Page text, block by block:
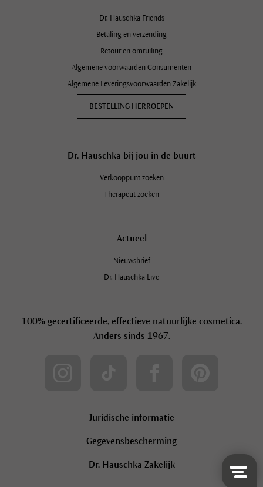
Dr. Hauschka Friends
Betaling en verzending
Retour en omruiling
Algemene voorwaarden Consumenten
Algemene Leveringsvoorwaarden Zakelijk
BESTELLING HERROEPEN
Dr. Hauschka bij jou in de buurt
Verkooppunt zoeken
Therapeut zoeken
Actueel
Nieuwsbrief
Dr. Hauschka Live
100% gecertificeerde, effectieve natuurlijke cosmetica.
Anders sinds 1967.
Juridische informatie
Gegevensbescherming
Dr. Hauschka Zakelijk
Nieuwsbrief en ontvang 10%